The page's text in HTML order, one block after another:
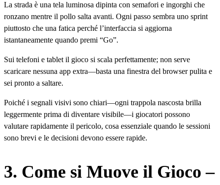
La strada è una tela luminosa dipinta con semafori e ingorghi che
ronzano mentre il pollo salta avanti. Ogni passo sembra uno sprint
piuttosto che una fatica perché l’interfaccia si aggiorna
istantaneamente quando premi “Go”.
Sui telefoni e tablet il gioco si scala perfettamente; non serve
scaricare nessuna app extra—basta una finestra del browser pulita e
sei pronto a saltare.
Poiché i segnali visivi sono chiari—ogni trappola nascosta brilla
leggermente prima di diventare visibile—i giocatori possono
valutare rapidamente il pericolo, cosa essenziale quando le sessioni
sono brevi e le decisioni devono essere rapide.
3. Come si Muove il Gioco –